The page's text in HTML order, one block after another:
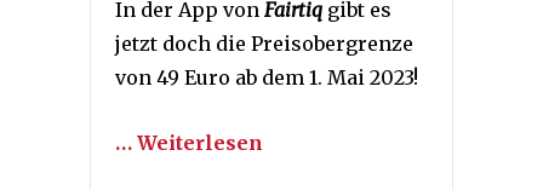
In der App von Fairtiq gibt es
jetzt doch die Preisobergrenze
von 49 Euro ab dem 1. Mai 2023!
… Weiterlesen